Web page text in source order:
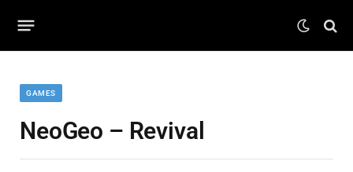
GAMES
NeoGeo – Revival